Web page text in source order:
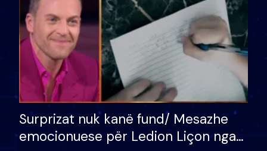
Surprizat nuk kanë fund/ Mesazhe
emocionuese për Ledion Liçon nga